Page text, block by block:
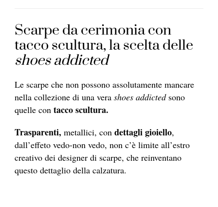
Scarpe da cerimonia con
tacco scultura, la scelta delle
shoes addicted
Le scarpe che non possono assolutamente mancare
nella collezione di una vera shoes addictedsono
quelle con tacco scultura.
Trasparenti, metallici, con dettagli gioiello,
dall’effeto vedo-non vedo, non c’è limite all’estro
creativo dei designer di scarpe, che reinventano
questo dettaglio della calzatura.